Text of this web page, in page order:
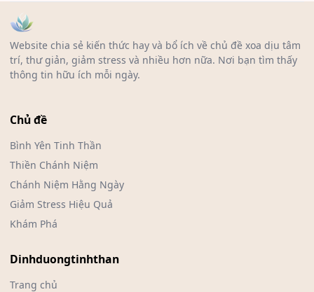
Website chia sẻ kiến thức hay và bổ ích về chủ đề xoa dịu tâm
trí, thư giản, giảm stress và nhiều hơn nữa. Nơi bạn tìm thấy
thông tin hữu ích mỗi ngày.
Chủ đề
Bình Yên Tinh Thần
Thiền Chánh Niệm
Chánh Niệm Hằng Ngày
Giảm Stress Hiệu Quả
Khám Phá
Dinhduongtinhthan
Trang chủ